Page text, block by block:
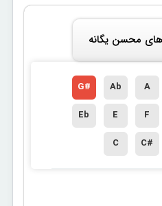
های محسن یگانه
A
Ab
G#
F
E
Eb
C#
C